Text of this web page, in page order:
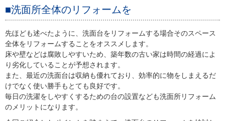
■洗面所全体のリフォームを
先ほども述べたように、洗面台をリフォームする場合そのスペース
全体をリフォームすることをオススメします。
床や壁などは腐敗しやすいため、築年数の古い家は時間の経過によ
り劣化していることが予想されます。
また、最近の洗面台は収納も優れており、効率的に物をしまえるだ
けでなく使い勝手もとても良好です。
毎日の洗濯をしやすくするための台の設置なども洗面所リフォーム
のメリットになります。